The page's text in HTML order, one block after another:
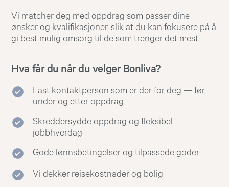
Vi matcher deg med oppdrag som passer dine
ønsker og kvalifikasjoner, slik at du kan fokusere på å
gi best mulig omsorg til de som trenger det mest.
Hva får du når du velger Bonliva?
Fast kontaktperson som er der for deg — før,
under og etter oppdrag
Skreddersydde oppdrag og fleksibel
jobbhverdag
Gode lønnsbetingelser og tilpassede goder
Vi dekker reisekostnader og bolig